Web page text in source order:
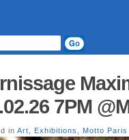
7PM
in Art Exhibitions Motto Paris